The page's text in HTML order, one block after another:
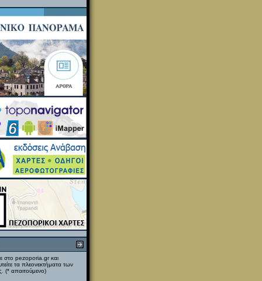
στο pezoporia.gr και
τα πλεονεκτήματα των
(* απαιτούμενο)